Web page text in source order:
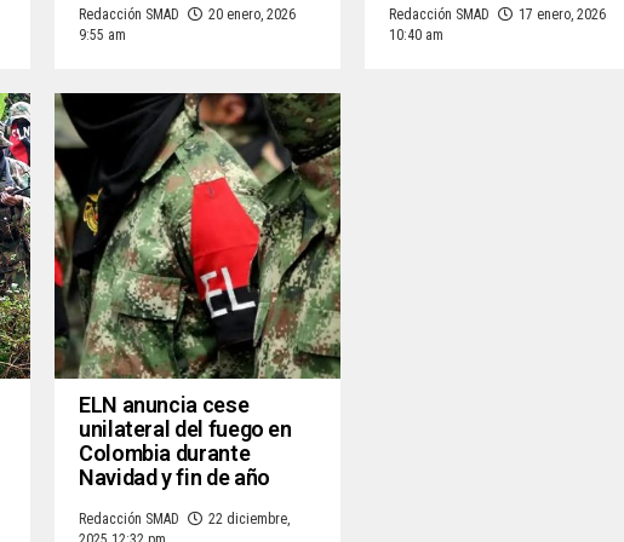
Redacción SMAD
20 enero, 2026
9:55 am
Redacción SMAD
17 enero, 2026
10:40 am
ELN anuncia cese
unilateral del fuego en
Colombia durante
Navidad y fin de año
Redacción SMAD
22 diciembre,